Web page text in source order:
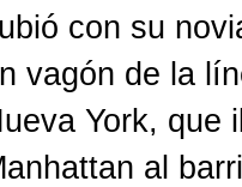
con su
vagón de la
York, que
al